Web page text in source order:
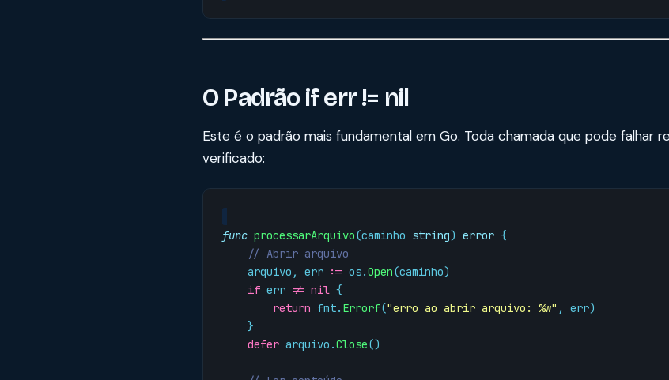
O Padrão if err != nil
Este é o padrão mais fundamental em Go. Toda chamada que pode falhar
verificado:
func processarArquivo(caminho string) error {
// Abrir arquivo
arquivo , err := os.Open(caminho)
if err != nil {
return fmt. Errorf("erro ao abrir arquivo: %w" , err)
}
defer arquivo .Close()